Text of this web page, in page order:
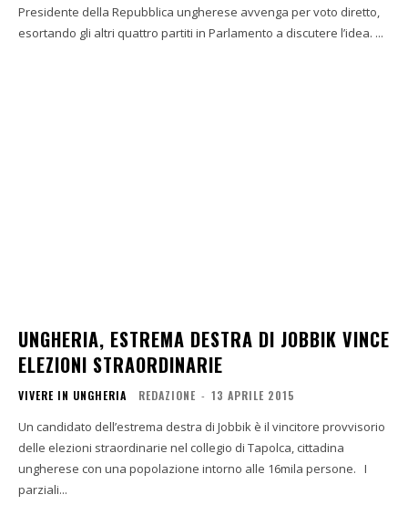
Presidente della Repubblica ungherese avvenga per voto diretto,
esortando gli altri quattro partiti in Parlamento a discutere l’idea. ...
UNGHERIA, ESTREMA DESTRA DI JOBBIK VINCE
ELEZIONI STRAORDINARIE
VIVERE IN UNGHERIA REDAZIONE - 13 APRILE 2015
Un candidato dell’estrema destra di Jobbik è il vincitore provvisorio
delle elezioni straordinarie nel collegio di Tapolca, cittadina
ungherese con una popolazione intorno alle 16mila persone. I
parziali...